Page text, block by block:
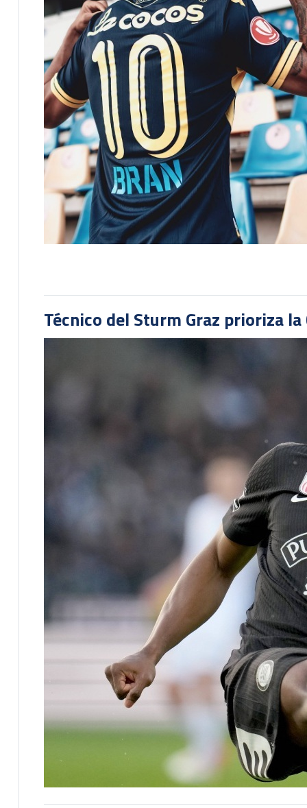
Técnico del Sturm Graz prioriza